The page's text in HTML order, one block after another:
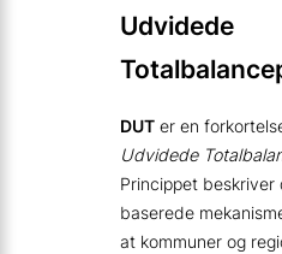
Udvidede
DUT er en
Udvidede
Princippet
baserede
at kommuner og